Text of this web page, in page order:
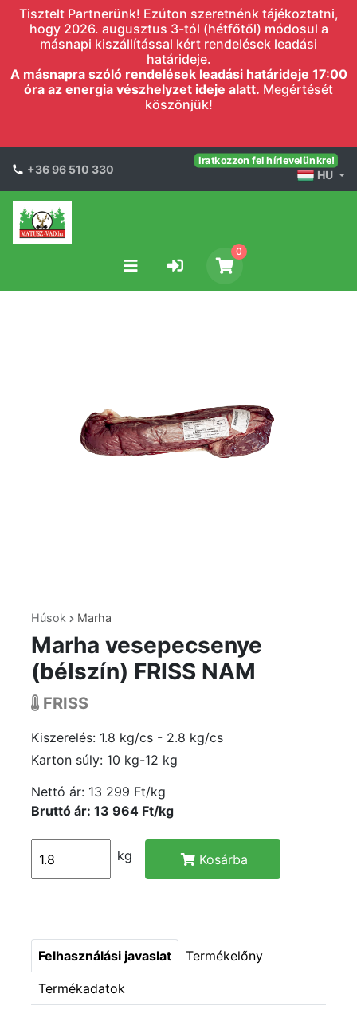
Tisztelt Partnerünk! Ezúton szeretnénk tájékoztatni,
hogy 2026. augusztus 3-tól (hétfőtől) módosul a
másnapi kiszállítással kért rendelések leadási
határideje.
A másnapra szóló rendelések leadási határideje 17:00
óra az energia vészhelyzet ideje alatt. Megértését
köszönjük!
+36 96 510 330
Iratkozzon fel hírlevelünkre!
HU
0
Húsok Marha
Marha vesepecsenye
(bélszín) FRISS NAM
FRISS
Kiszerelés: 1.8 kg/cs - 2.8 kg/cs
Karton súly: 10 kg-12 kg
Nettó ár: 13 299 Ft/kg
Bruttó ár: 13 964 Ft/kg
kg Kosárba
Felhasználási javaslat Termékelőny
Termékadatok